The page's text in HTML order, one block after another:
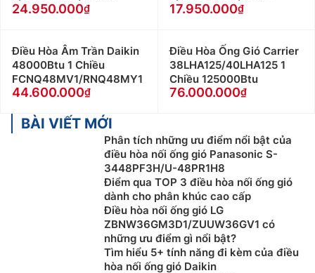
24.950.000 17.950.000
Điều Hòa Âm Trần Daikin
48000Btu 1 Chiều
FCNQ48MV1/RNQ48MY1
44.600.000
Điều Hòa Ống Gió Carrier
38LHA125/40LHA125 1
Chiều 125000Btu
76.000.000
BÀI VIẾT MỚI
Phân tích những ưu điểm nổi bật của
điều hòa nối ống gió Panasonic S-
3448PF3H/U-48PR1H8
Điểm qua TOP 3 điều hòa nối ống gió
dành cho phân khúc cao cấp
Điều hòa nối ống gió LG
ZBNW36GM3D1/ZUUW36GV1 có
những ưu điểm gì nổi bật?
Tìm hiểu 5+ tính năng đi kèm của điều
hòa nối ống gió Daikin